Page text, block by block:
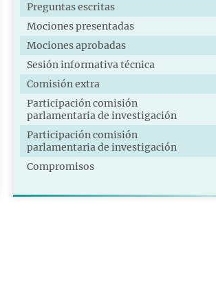
Preguntas escritas
Mociones presentadas
Mociones aprobadas
Sesión informativa técnica
Comisión extra
Participación comisión
parlamentaria de investigación
Participación comisión
parlamentaria de investigación
Compromisos